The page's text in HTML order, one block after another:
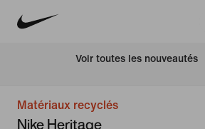
Voir toutes les nouveautés
Matériaux recyclés
Nike Heritage